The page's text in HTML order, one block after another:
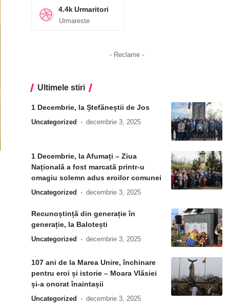
4.4k Urmaritori
Urmareste
- Reclame -
Ultimele stiri
1 Decembrie, la Ștefăneștii de Jos
Uncategorized decembrie 3, 2025
1 Decembrie, la Afumați – Ziua
Națională a fost marcată printr-u
omagiu solemn adus eroilor comunei
Uncategorized decembrie 3, 2025
Recunoștință din generație în
generație, la Balotești
Uncategorized decembrie 3, 2025
107 ani de la Marea Unire, închinare
pentru eroi și istorie – Moara Vlăsiei
și-a onorat înaintașii
Uncategorized decembrie 3, 2025